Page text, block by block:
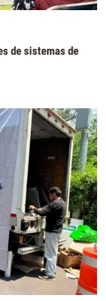
de sistemas de